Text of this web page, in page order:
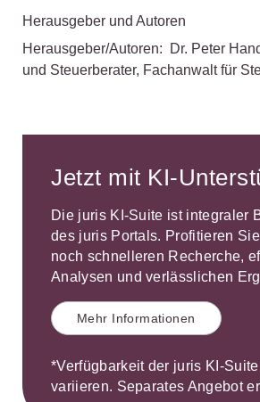
Herausgeber und Autoren
Herausgeber/Autoren:
Dr. Peter
und Steuerberater, Fachanwalt für
Jetzt mit KI-
Die juris KI-Suite ist integraler
des juris Portals. Profitieren
noch schnelleren Recherche,
Analysen und verlässlichen
Mehr Informationen
*Verfügbarkeit der juris KI-
variieren. Separates Angebot